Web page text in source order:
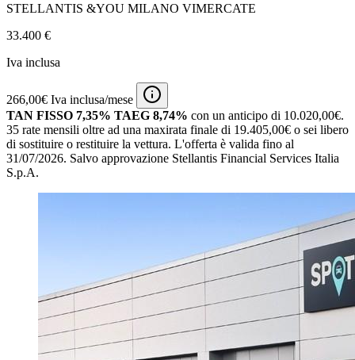
STELLANTIS &YOU MILANO VIMERCATE
33.400 €
Iva inclusa
266,00€ Iva inclusa/mese
TAN FISSO 7,35% TAEG 8,74% con un anticipo di 10.020,00€.
35 rate mensili oltre ad una maxirata finale di 19.405,00€ o sei libero
di sostituire o restituire la vettura. L'offerta è valida fino al
31/07/2026. Salvo approvazione Stellantis Financial Services Italia
S.p.A.